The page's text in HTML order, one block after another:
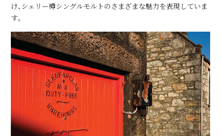
け、シェリー樽シングルモルトのさまざまな魅⼒を表現していま
す。